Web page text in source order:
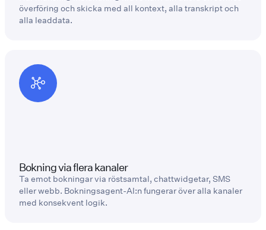
överföring och skicka med all kontext, alla transkript och
alla leaddata.
Bokning via flera kanaler
Ta emot bokningar via röstsamtal, chattwidgetar, SMS
eller webb. Bokningsagent-AI:n fungerar över alla kanaler
med konsekvent logik.